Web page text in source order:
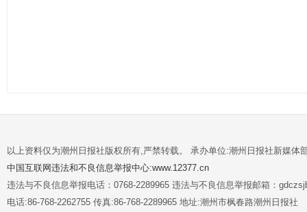
以上资料仅为潮州日报社版权所有,严禁转载。 承办单位:潮州日报社新媒体
中国互联网违法和不良信息举报中心:www.12377.cn
违法与不良信息举报电话：0768-2289965 违法与不良信息举报邮箱：
电话:86-768-2262755 传真:86-768-2289965 地址:潮州市枫春路潮州日报社